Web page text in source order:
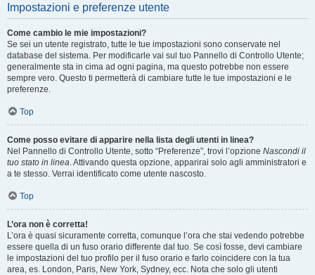
Impostazioni e preferenze utente
Come cambio le mie impostazioni?
Se sei un utente registrato, tutte le tue impostazioni sono conservate nel
database del sistema. Per modificarle vai sul tuo Pannello di Controllo Utente;
generalmente sta in cima ad ogni pagina, ma questo potrebbe non essere
sempre vero. Questo ti permetterà di cambiare tutte le tue impostazioni e le
preferenze.
Top
Come posso evitare di apparire nella lista degli utenti in linea?
Nel Pannello di Controllo Utente, sotto “Preferenze”, trovi l’opzione Nascondi il
tuo stato in linea. Attivando questa opzione, apparirai solo agli amministratori e
a te stesso. Verrai identificato come utente nascosto.
Top
L’ora non è corretta!
L’ora è quasi sicuramente corretta, comunque l’ora che stai vedendo potrebbe
essere quella di un fuso orario differente dal tuo. Se così fosse, devi cambiare
le impostazioni del tuo profilo per il fuso orario e farlo coincidere con la tua
area, es. London, Paris, New York, Sydney, ecc. Nota che solo gli utenti